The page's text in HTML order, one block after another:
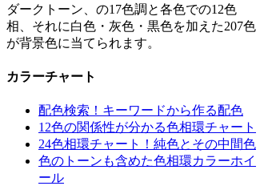
ダークトーン、の17色調と各色での12色
相、それに白色・灰色・黒色を加えた207色
が背景色に当てられます。
カラーチャート
配色検索！キーワードから作る配色
12色の関係性が分かる色相環チャート
24色相環チャート！純色とその中間色
色のトーンも含めた色相環カラーホイ
ール